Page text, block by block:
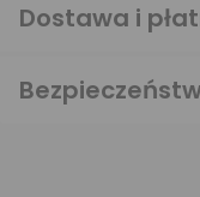
Dostawa i